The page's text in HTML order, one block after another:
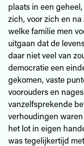
plaats in een
zich, voor zich en
welke familie men
uitgaan dat de
daar niet veel van
democratie een
gekomen, vaste
voorouders en
vanzelfsprekende
verhoudingen
het lot in eigen
was tegelijkertijd